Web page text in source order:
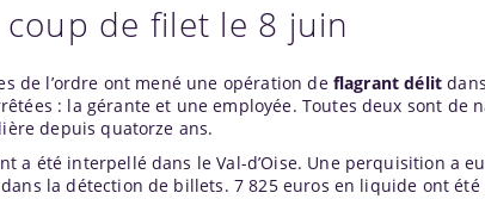
de filet le 8 juin
de l’ordre ont mené une opération de flagrant délit
: la gérante et une employée. Toutes deux sont de
depuis quatorze ans.
a été interpellé dans le Val-d’Oise. Une perquisition a eu
la détection de billets. 7 825 euros en liquide ont été